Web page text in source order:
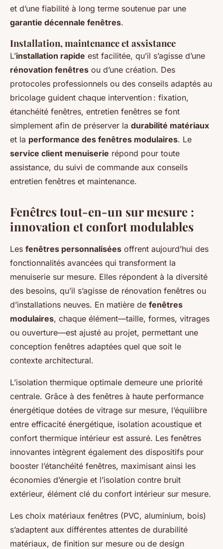
et d’une fiabilité à long terme soutenue par une
garantie décennale fenêtres.
Installation, maintenance et assistance
L’installation rapide est facilitée, qu’il s’agisse d’une
rénovation fenêtres ou d’une création. Des
protocoles professionnels ou des conseils adaptés au
bricolage guident chaque intervention : fixation,
étanchéité fenêtres, entretien fenêtres se font
simplement afin de préserver la durabilité matériaux
et la performance des fenêtres modulaires. Le
service client menuiserie répond pour toute
assistance, du suivi de commande aux conseils
entretien fenêtres et maintenance.
Fenêtres tout-en-un sur mesure :
innovation et confort modulables
Les fenêtres personnalisées offrent aujourd’hui des
fonctionnalités avancées qui transforment la
menuiserie sur mesure. Elles répondent à la diversité
des besoins, qu’il s’agisse de rénovation fenêtres ou
d’installations neuves. En matière de fenêtres
modulaires, chaque élément—taille, formes, vitrages
ou ouverture—est ajusté au projet, permettant une
conception fenêtres adaptées quel que soit le
contexte architectural.
L’isolation thermique optimale demeure une priorité
centrale. Grâce à des fenêtres à haute performance
énergétique dotées de vitrage sur mesure, l’équilibre
entre efficacité énergétique, isolation acoustique et
confort thermique intérieur est assuré. Les fenêtres
innovantes intègrent également des dispositifs pour
booster l’étanchéité fenêtres, maximisant ainsi les
économies d’énergie et l’isolation contre bruit
extérieur, élément clé du confort intérieur sur mesure.
Les choix matériaux fenêtres (PVC, aluminium, bois)
s’adaptent aux différentes attentes de durabilité
matériaux, de finition sur mesure ou de design